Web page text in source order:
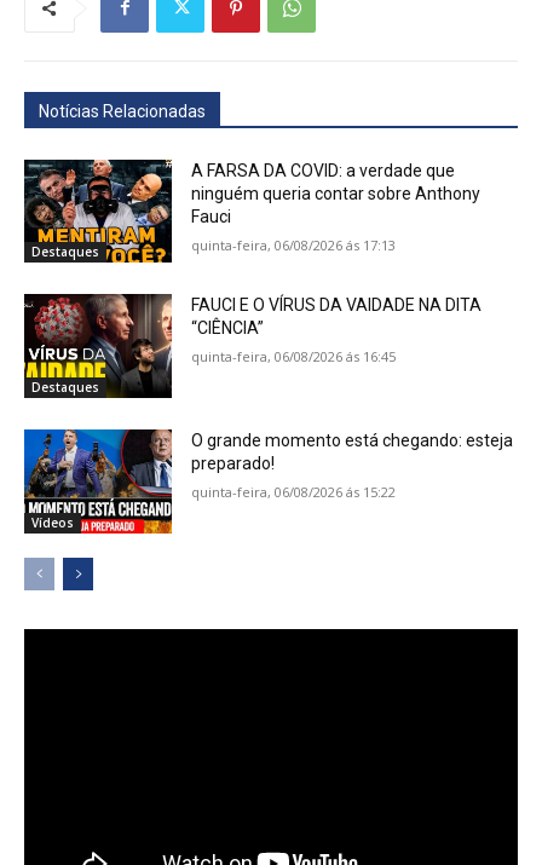
Notícias Relacionadas
Destaques
A FARSA DA COVID: a verdade que
ninguém queria contar sobre Anthony
Fauci
quinta-feira, 06/08/2026 ás 17:13
Destaques
FAUCI E O VÍRUS DA VAIDADE NA DITA
“CIÊNCIA”
quinta-feira, 06/08/2026 ás 16:45
Vídeos
O grande momento está chegando: esteja
preparado!
quinta-feira, 06/08/2026 ás 15:22